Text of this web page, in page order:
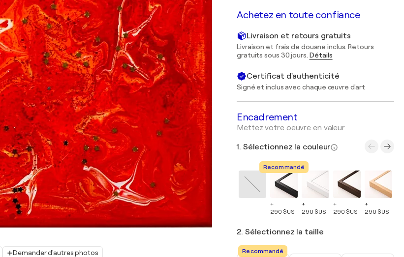
Demander d'autres photos
Achetez en toute confiance
Livraison et retours gratuits
Livraison et frais de douane inclus. Retours
gratuits sous 30 jours. Détails
Certificat d'authenticité
Signé et inclus avec chaque œuvre d'art
Encadrement
Mettez votre oeuvre en valeur
1. Sélectionnez la couleur
Recommandé
+
290 $US
+
290 $US
+
290 $US
+
290 $US
2. Sélectionnez la taille
Recommandé